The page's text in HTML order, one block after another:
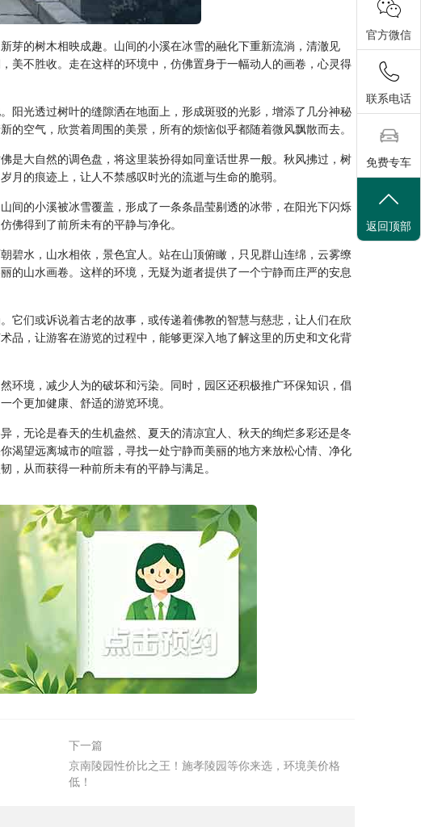
芽的树木相映成趣。山间的小溪在冰雪的融化下重新流淌，清澈见
不胜收。走在这样的环境中，仿佛置身于一幅动人的画卷，心灵得
阳光透过树叶的缝隙洒在地面上，形成斑驳的光影，增添了几分神秘
空气，欣赏着周围的美景，所有的烦恼似乎都随着微风飘散而去。
大自然的调色盘，将这里装扮得如同童话世界一般。秋风拂过，树
的痕迹上，让人不禁感叹时光的流逝与生命的脆弱。
间的小溪被冰雪覆盖，形成了一条条晶莹剔透的冰带，在阳光下闪烁
得到了前所未有的平静与净化。
碧水，山水相依，景色宜人。站在山顶俯瞰，只见群山连绵，云雾缭
的山水画卷。这样的环境，无疑为逝者提供了一个宁静而庄严的安息
它们或诉说着古老的故事，或传递着佛教的智慧与慈悲，让人们在欣
品，让游客在游览的过程中，能够更深入地了解这里的历史和文化背
环境，减少人为的破坏和污染。同时，园区还积极推广环保知识，倡
更加健康、舒适的游览环境。
，无论是春天的生机盎然、夏天的清凉宜人、秋天的绚烂多彩还是冬
渴望远离城市的喧嚣，寻找一处宁静而美丽的地方来放松心情、净化
从而获得一种前所未有的平静与满足。
下一篇
京南陵园性价比之王！施孝陵园等你来选，环境美价格
低！
官方微信
联系电话
免费专车
返回顶部